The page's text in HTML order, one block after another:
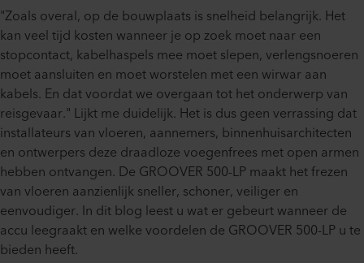
"Zoals overal, op de bouwplaats is snelheid belangrijk. Het
kan veel tijd kosten wanneer je op zoek moet naar een
stopcontact, kabelhaspels mee moet slepen, verlengsnoeren
moet aansluiten en moet worstelen met een wirwar aan
kabels. En dat voordat we overgaan tot het onderwerp van
reisgevaar." Lijkt me duidelijk. Het is dus geen verrassing dat
installateurs van vloeren, aannemers, binnenhuisarchitecten
en ontwerpers deze draadloze voegenfrees met open armen
hebben ontvangen. De GROOVER 500-LP maakt het frezen
van vloeren aanzienlijk sneller, schoner, veiliger en
eenvoudiger. In dit blog leest u wat er gebeurt wanneer de
accu leegraakt en welke voordelen de GROOVER 500-LP u te
bieden heeft.